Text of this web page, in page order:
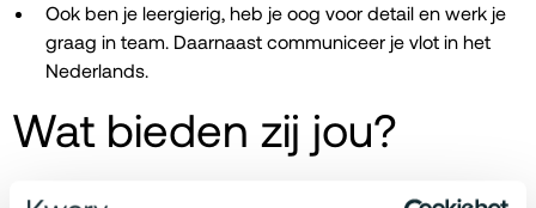
Ook ben je leergierig, heb je oog voor detail en werk je
graag in team. Daarnaast communiceer je vlot in het
Nederlands.
Wat bieden zij jou?